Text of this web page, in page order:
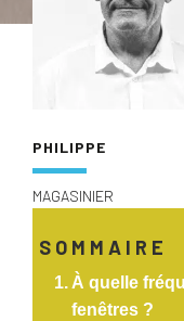
PHILIPPE
MAGASINIER
SOMMAIRE
À quelle
fenêtres ?